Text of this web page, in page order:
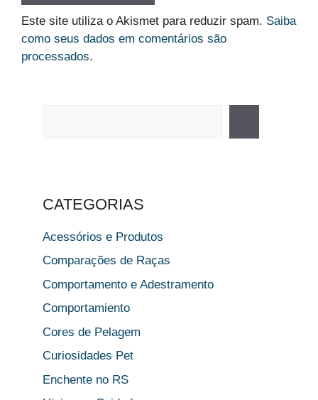
Este site utiliza o Akismet para reduzir spam. Saiba
como seus dados em comentários são
processados.
CATEGORIAS
Acessórios e Produtos
Comparações de Raças
Comportamento e Adestramento
Comportamiento
Cores de Pelagem
Curiosidades Pet
Enchente no RS